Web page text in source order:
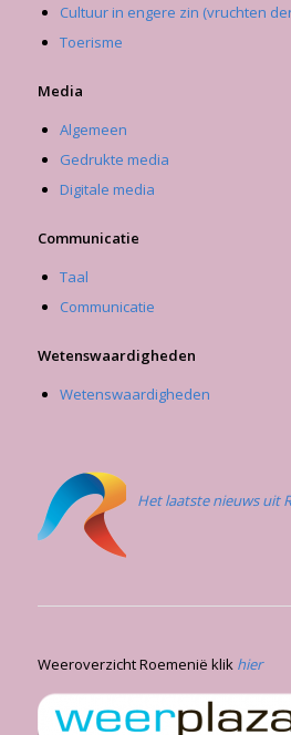
Cultuur in engere zin (vruchten
Toerisme
Media
Algemeen
Gedrukte media
Digitale media
Communicatie
Taal
Communicatie
Wetenswaardigheden
Wetenswaardigheden
Het laatste nieuws uit
Weeroverzicht Roemenië klik hier